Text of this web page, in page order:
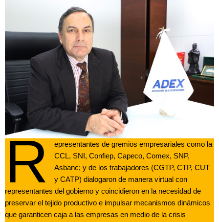
R
epresentantes de gremios empresariales como la
CCL, SNI, Confiep, Capeco, Comex, SNP,
Asbanc; y de los trabajadores (CGTP, CTP, CUT
y CATP) dialogaron de manera virtual con
representantes del gobierno y coincidieron en la necesidad de
preservar el tejido productivo e impulsar mecanismos dinámicos
que garanticen caja a las empresas en medio de la crisis